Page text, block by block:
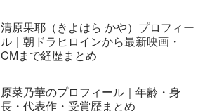
清原果耶（きよはら かや）プロフィー
ル｜朝ドラヒロインから最新映画・
CMまで経歴まとめ
原菜乃華のプロフィール｜年齢・身
長・代表作・受賞歴まとめ